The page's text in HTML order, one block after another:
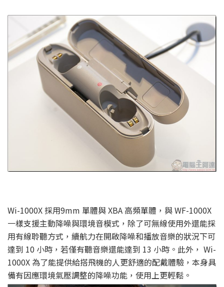
Wi-1000X 採用9mm 單體與 XBA 高頻單體，與 WF-1000X
一樣支援主動降噪與環境音模式，除了可無線使用外還能採
用有線聆聽方式，續航力在開啟降噪和播放音樂的狀況下可
達到 10 小時，若僅有聽音樂還能達到 13 小時。此外， Wi-
1000X 為了能提供給搭飛機的人更舒適的配戴體驗，本身具
備有因應環境氣壓調整的降噪功能，使用上更輕鬆。